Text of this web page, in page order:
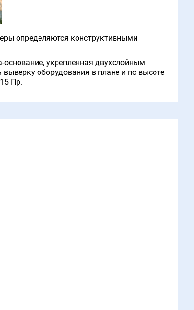
определяются конструктивными
основание, укрепленная двухслойным
оборудования в плане и по высоте
Пр.